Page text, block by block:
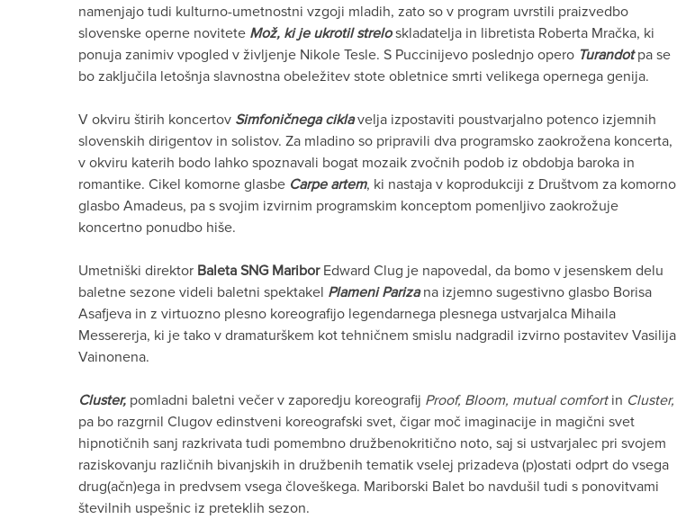
namenjajo tudi kulturno-umetnostni vzgoji mladih, zato so v program uvrstili praizvedbo
slovenske operne novitete Mož, ki je ukrotil streloskladatelja in libretista Roberta Mračka, ki
ponuja zanimiv vpogled v življenje Nikole Tesle. S Puccinijevo poslednjo opero Turandotpa se
bo zaključila letošnja slavnostna obeležitev stote obletnice smrti velikega opernega genija.
V okviru štirih koncertov Simfoničnega ciklavelja izpostaviti poustvarjalno potenco izjemnih
slovenskih dirigentov in solistov. Za mladino so pripravili dva programsko zaokrožena koncerta,
v okviru katerih bodo lahko spoznavali bogat mozaik zvočnih podob iz obdobja baroka in
romantike. Cikel komorne glasbe Carpe artem, ki nastaja v koprodukciji z Društvom za komorno
glasbo Amadeus, pa s svojim izvirnim programskim konceptom pomenljivo zaokrožuje
koncertno ponudbo hiše.
Umetniški direktor Baleta SNG MariborEdward Clug je napovedal, da bomo v jesenskem delu
baletne sezone videli baletni spektakel Plameni Parizana izjemno sugestivno glasbo Borisa
Asafjeva in z virtuozno plesno koreografijo legendarnega plesnega ustvarjalca Mihaila
Messererja, ki je tako v dramaturškem kot tehničnem smislu nadgradil izvirno postavitev Vasilija
Vainonena.
Cluster, pomladni baletni večer v zaporedju koreografij Proof, Bloom, mutual comfortin Cluster,
pa bo razgrnil Clugov edinstveni koreografski svet, čigar moč imaginacije in magični svet
hipnotičnih sanj razkrivata tudi pomembno družbenokritično noto, saj si ustvarjalec pri svojem
raziskovanju različnih bivanjskih in družbenih tematik vselej prizadeva (p)ostati odprt do vsega
drug(ačn)ega in predvsem vsega človeškega. Mariborski Balet bo navdušil tudi s ponovitvami
številnih uspešnic iz preteklih sezon.